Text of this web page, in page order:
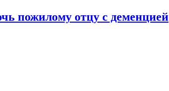
пожилому отцу с деменцией